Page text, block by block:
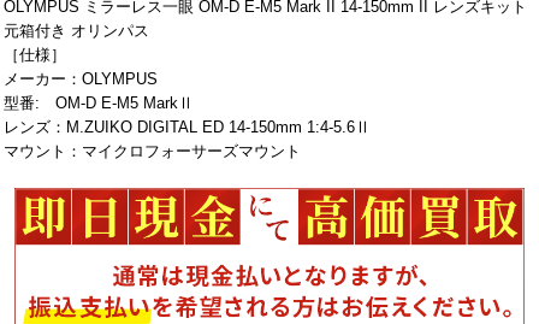
OLYMPUS ミラーレス一眼 OM-D E-M5 Mark II 14-150mm II レンズキット
元箱付き オリンパス
［仕様］
メーカー：OLYMPUS
型番: OM-D E-M5 MarkⅡ
レンズ：M.ZUIKO DIGITAL ED 14-150mm 1:4-5.6Ⅱ
マウント：マイクロフォーサーズマウント